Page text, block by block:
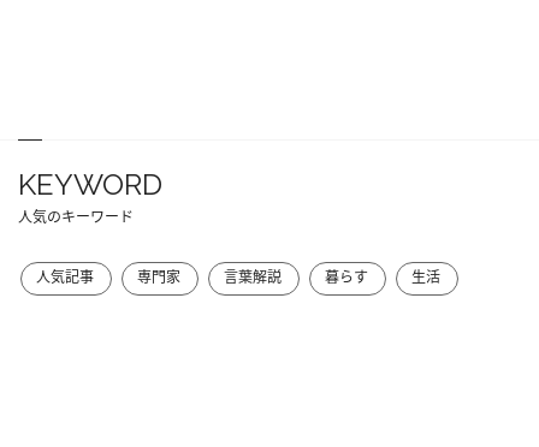
KEYWORD
人気のキーワード
人気記事 専門家 言葉解説 暮らす 生活